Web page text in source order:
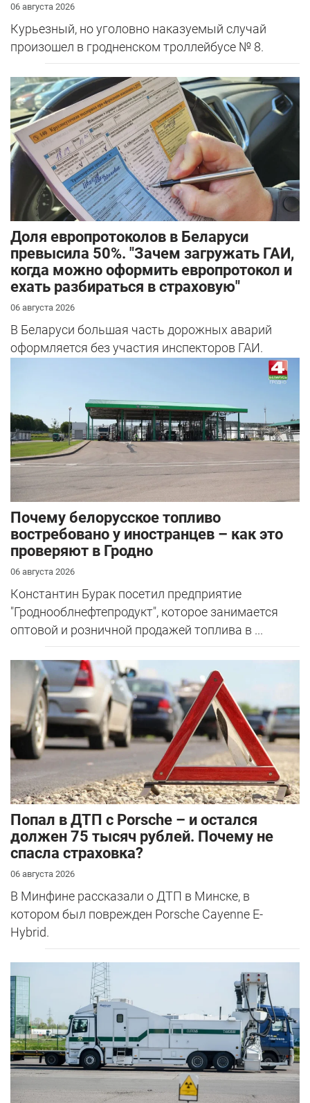
06 августа 2026
Курьезный, но уголовно наказуемый случай
произошел в гродненском троллейбусе № 8.
Доля европротоколов в Беларуси
превысила 50%. "Зачем загружать ГАИ,
когда можно оформить европротокол и
ехать разбираться в страховую"
06 августа 2026
В Беларуси большая часть дорожных аварий
оформляется без участия инспекторов ГАИ.
Почему белорусское топливо
востребовано у иностранцев – как это
проверяют в Гродно
06 августа 2026
Константин Бурак посетил предприятие
"Гроднооблнефтепродукт", которое занимается
оптовой и розничной продажей топлива в ...
​Попал в ДТП с Porsche – и остался
должен 75 тысяч рублей. Почему не
спасла страховка?
06 августа 2026
В Минфине рассказали о ДТП в Минске, в
котором был поврежден Porsche Cayenne E-
Hybrid.